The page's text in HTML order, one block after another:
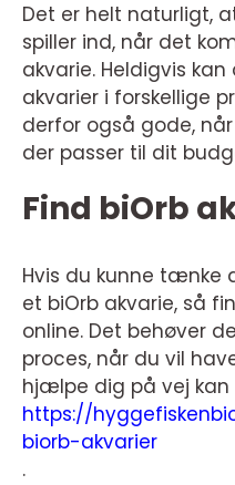
Det er helt naturligt,
spiller ind, når det
akvarie. Heldigvis
akvarier i forskellige
derfor også gode,
der passer til dit
Find biOrb
Hvis du kunne tænke
et biOrb akvarie, så
online. Det behøver
proces, når du vil
hjælpe dig på vej kan
https://
biorb-akvarier
.